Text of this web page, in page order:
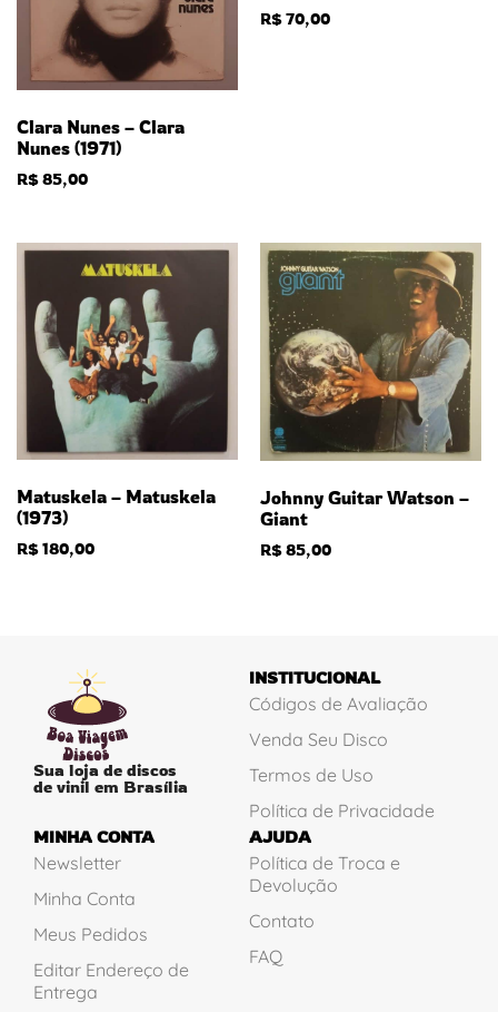
Clara Nunes – Clara
Nunes (1971)
R$85,00
R$70,00
Matuskela – Matuskela
(1973)
R$180,00
Johnny Guitar Watson –
Giant
R$85,00
Sua loja de discos
de vinil em Brasília
INSTITUCIONAL
Códigos de Avaliação
Venda Seu Disco
Termos de Uso
Política de Privacidade
MINHA CONTA
Newsletter
Minha Conta
Meus Pedidos
Editar Endereço de
Entrega
AJUDA
Política de Troca e
Devolução
Contato
FAQ